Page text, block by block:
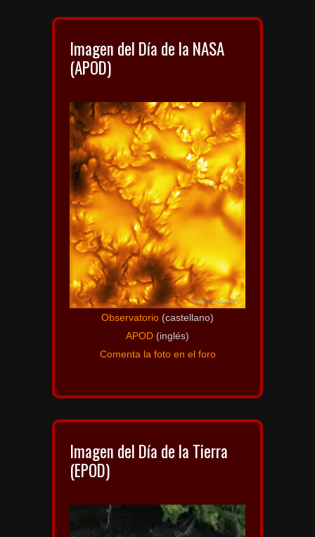
Imagen del Día de la NASA
(APOD)
Observatorio (castellano)
APOD (inglés)
Comenta la foto en el foro
Imagen del Día de la Tierra
(EPOD)